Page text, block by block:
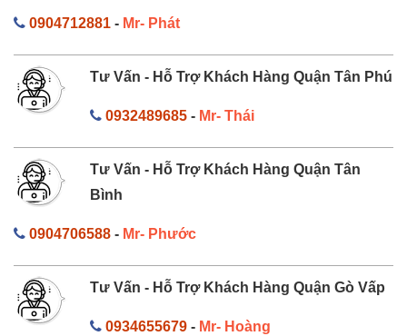
0904712881 - Mr- Phát
Tư Vấn - Hỗ Trợ Khách Hàng Quận Tân Phú
0932489685- Mr- Thái
Tư Vấn - Hỗ Trợ Khách Hàng Quận Tân
Bình
0904706588 - Mr- Phước
Tư Vấn - Hỗ Trợ Khách Hàng Quận Gò Vấp
0934655679- Mr- Hoàng